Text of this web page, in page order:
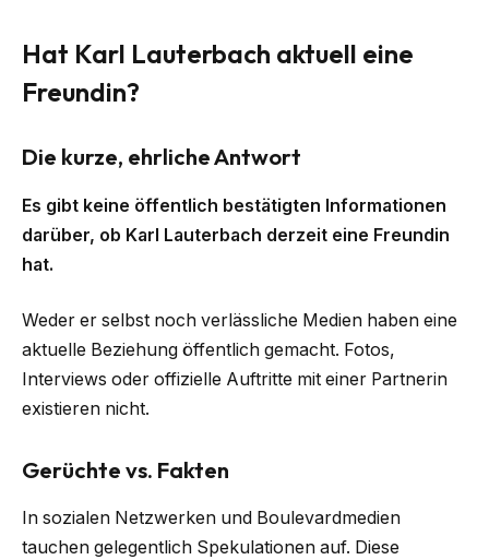
Hat Karl Lauterbach aktuell eine
Freundin?
Die kurze, ehrliche Antwort
Es gibt keine öffentlich bestätigten Informationen
darüber, ob Karl Lauterbach derzeit eine Freundin
hat.
Weder er selbst noch verlässliche Medien haben eine
aktuelle Beziehung öffentlich gemacht. Fotos,
Interviews oder offizielle Auftritte mit einer Partnerin
existieren nicht.
Gerüchte vs. Fakten
In sozialen Netzwerken und Boulevardmedien
tauchen gelegentlich Spekulationen auf. Diese